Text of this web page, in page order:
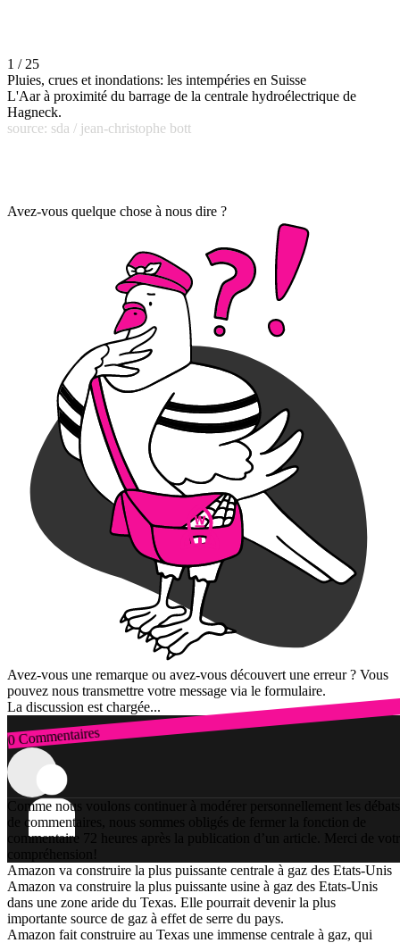
1 / 25
Pluies, crues et inondations: les intempéries en Suisse
L'Aar à proximité du barrage de la centrale hydroélectrique de
Hagneck.
source: sda / jean-christophe bott
Avez-vous quelque chose à nous dire ?
Avez-vous une remarque ou avez-vous découvert une erreur ? Vous
pouvez nous transmettre votre message via le formulaire.
La discussion est chargée...
0 Commentaires
Connexion
Comme nous voulons continuer à modérer personnellement les débats
de commentaires, nous sommes obligés de fermer la fonction de
commentaire 72 heures après la publication d’un article. Merci de
compréhension!
Amazon va construire la plus puissante centrale à gaz des Etats-Unis
Amazon va construire la plus puissante usine à gaz des Etats-Unis
dans une zone aride du Texas. Elle pourrait devenir la plus
importante source de gaz à effet de serre du pays.
Amazon fait construire au Texas une immense centrale à gaz, qui